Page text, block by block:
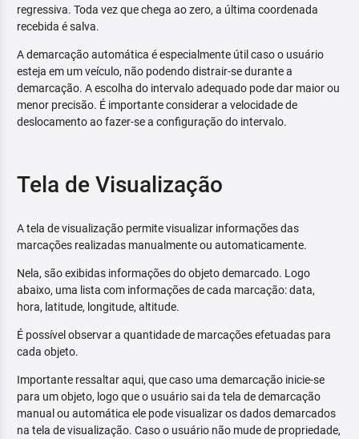
regressiva. Toda vez que chega ao zero, a última coordenada
recebida é salva.
A demarcação automática é especialmente útil caso o usuário
esteja em um veículo, não podendo distrair-se durante a
demarcação. A escolha do intervalo adequado pode dar maior ou
menor precisão. É importante considerar a velocidade de
deslocamento ao fazer-se a configuração do intervalo.
Tela de Visualização
A tela de visualização permite visualizar informações das
marcações realizadas manualmente ou automaticamente.
Nela, são exibidas informações do objeto demarcado. Logo
abaixo, uma lista com informações de cada marcação: data,
hora, latitude, longitude, altitude.
É possível observar a quantidade de marcações efetuadas para
cada objeto.
Importante ressaltar aqui, que caso uma demarcação inicie-se
para um objeto, logo que o usuário sai da tela de demarcação
manual ou automática ele pode visualizar os dados demarcados
na tela de visualização. Caso o usuário não mude de propriedade,